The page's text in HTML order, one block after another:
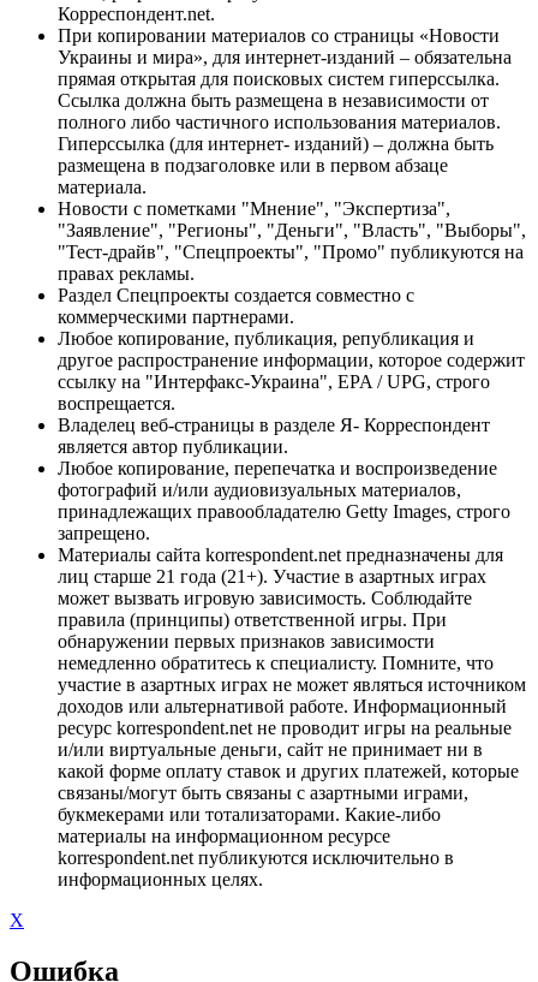
Корреспондент.net.
При копировании материалов со страницы «Новости
Украины и мира», для интернет-изданий – обязательна
прямая открытая для поисковых систем гиперссылка.
Ссылка должна быть размещена в независимости от
полного либо частичного использования материалов.
Гиперссылка (для интернет- изданий) – должна быть
размещена в подзаголовке или в первом абзаце
материала.
Новости с пометками "Мнение", "Экспертиза",
"Заявление", "Регионы", "Деньги", "Власть", "Выборы",
"Тест-драйв", "Спецпроекты", "Промо" публикуются на
правах рекламы.
Раздел Спецпроекты создается совместно с
коммерческими партнерами.
Любое копирование, публикация, републикация и
другое распространение информации, которое содержит
ссылку на "Интерфакс-Украина", EPA / UPG, строго
воспрещается.
Владелец веб-страницы в разделе Я- Корреспондент
является автор публикации.
Любое копирование, перепечатка и воспроизведение
фотографий и/или аудиовизуальных материалов,
принадлежащих правообладателю Getty Images, строго
запрещено.
Материалы сайта korrespondent.net предназначены для
лиц старше 21 года (21+). Участие в азартных играх
может вызвать игровую зависимость. Соблюдайте
правила (принципы) ответственной игры. При
обнаружении первых признаков зависимости
немедленно обратитесь к специалисту. Помните, что
участие в азартных играх не может являться источником
доходов или альтернативой работе. Информационный
ресурс korrespondent.net не проводит игры на реальные
и/или виртуальные деньги, сайт не принимает ни в
какой форме оплату ставок и других платежей, которые
связаны/могут быть связаны с азартными играми,
букмекерами или тотализаторами. Какие-либо
материалы на информационном ресурсе
korrespondent.net публикуются исключительно в
информационных целях.
X
Ошибка